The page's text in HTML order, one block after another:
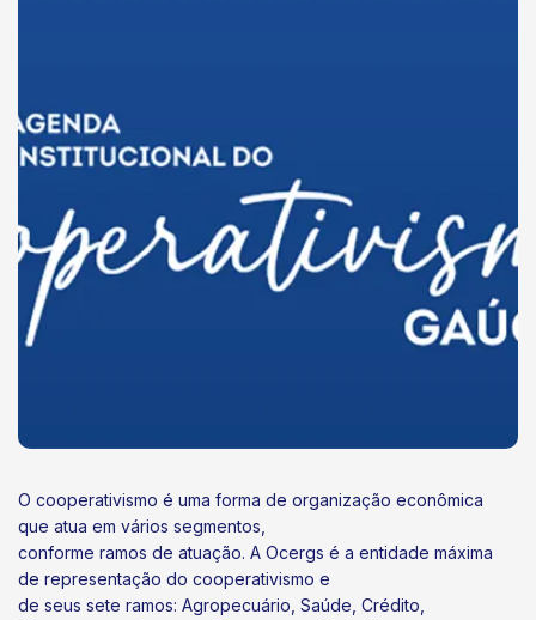
O cooperativismo é uma forma de organização econômica
que atua em vários segmentos,
conforme ramos de atuação. A Ocergs é a entidade máxima
de representação do cooperativismo e
de seus sete ramos: Agropecuário, Saúde, Crédito,